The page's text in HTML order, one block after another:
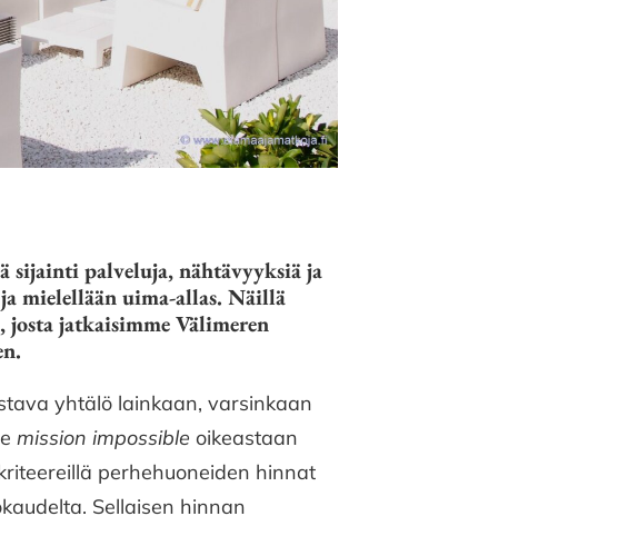
sijainti palveluja, nähtävyyksiä ja
mielellään uima-allas. Näillä
jatkaisimme Välimeren
yhtälö lainkaan, varsinkaan
mission impossible oikeastaan
perhehuoneiden hinnat
Sellaisen hinnan